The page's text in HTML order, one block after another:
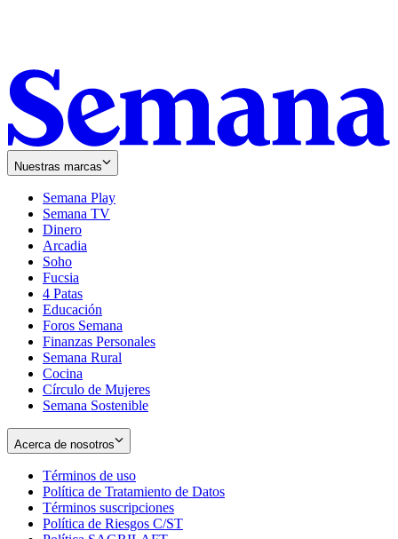
Nuestras marcas
Semana Play
Semana TV
Dinero
Arcadia
Soho
in
new
window
Fucsia
in
new
window
4 Patas
Educación
Foros Semana
Finanzas Personales
Semana Rural
Cocina
Círculo de Mujeres
Semana Sostenible
Acerca de nosotros
Términos de uso
in
new
window
Política de Tratamiento de Datos
Términos suscripciones
in
Política de Riesgos C/ST